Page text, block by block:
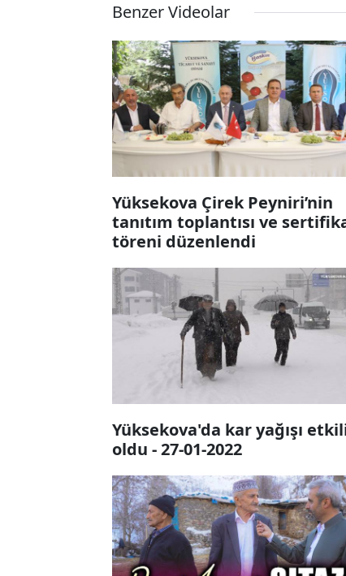
Benzer Videolar
Yüksekova Çirek Peyniri’nin
tanıtım toplantısı ve
töreni düzenlendi
Yüksekova'da kar yağışı
oldu - 27-01-2022